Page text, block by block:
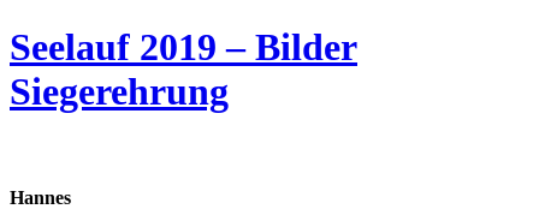
Seelauf 2019 – Bilder
Siegerehrung
Hannes